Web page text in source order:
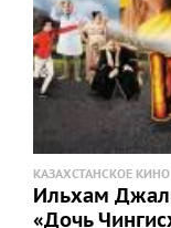
КАЗАХСТАНСКОЕ КИНО
Ильхам
«Дочь